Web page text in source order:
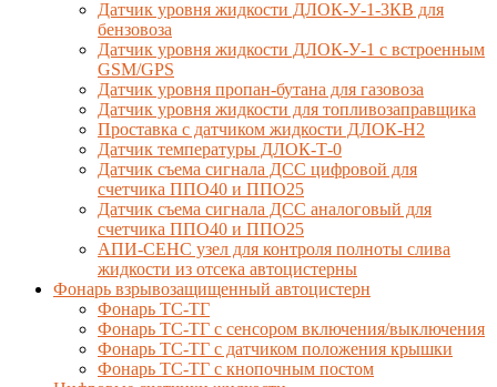
Датчик уровня жидкости ДЛОК-У-1-3КВ для
бензовоза
Датчик уровня жидкости ДЛОК-У-1 с встроенным
GSM/GPS
Датчик уровня пропан-бутана для газовоза
Датчик уровня жидкости для топливозаправщика
Проставка с датчиком жидкости ДЛОК-Н2
Датчик температуры ДЛОК-Т-0
Датчик съема сигнала ДСС цифровой для
счетчика ППО40 и ППО25
Датчик съема сигнала ДСС аналоговый для
счетчика ППО40 и ППО25
АПИ-СЕНС узел для контроля полноты слива
жидкости из отсека автоцистерны
Фонарь взрывозащищенный автоцистерн
Фонарь ТС-ТГ
Фонарь ТС-ТГ с сенсором включения/выключения
Фонарь ТС-ТГ с датчиком положения крышки
Фонарь ТС-ТГ с кнопочным постом